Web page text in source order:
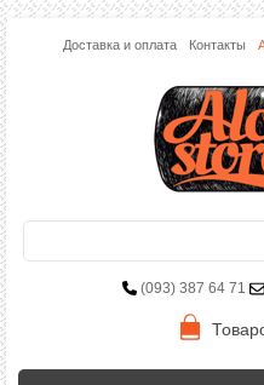
Доставка и оплата Контакты
(093) 387 64 71